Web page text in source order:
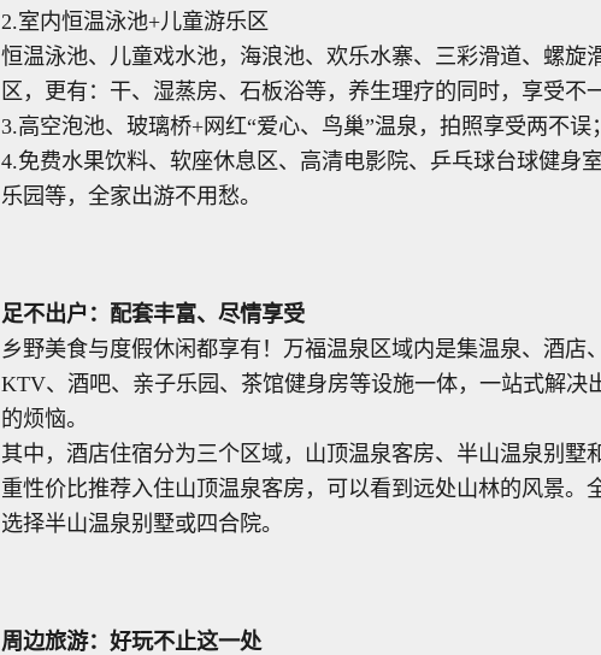
2.室内恒温泳池+儿童游乐区
恒温泳池、儿童戏水池，海浪池、欢乐水寨、三彩滑道、螺旋
区，更有：干、湿蒸房、石板浴等，养生理疗的同时，享受不
3.高空泡池、玻璃桥+网红“爱心、鸟巢”温泉，拍照享受两不误；
4.免费水果饮料、软座休息区、高清电影院、乒乓球台球健身
乐园等，全家出游不用愁。
足不出户：配套丰富、尽情享受
乡野美食与度假休闲都享有！万福温泉区域内是集温泉、酒店
KTV、酒吧、亲子乐园、茶馆健身房等设施一体，一站式解决
的烦恼。
其中，酒店住宿分为三个区域，山顶温泉客房、半山温泉别墅
重性价比推荐入住山顶温泉客房，可以看到远处山林的风景。
选择半山温泉别墅或四合院。
周边旅游：好玩不止这一处